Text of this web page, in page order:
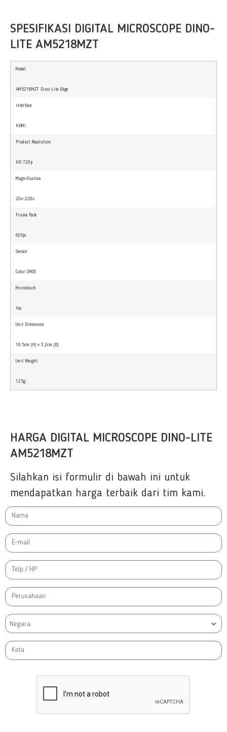
SPESIFIKASI DIGITAL MICROSCOPE DINO-
LITE AM5218MZT
Model
AM5218MZT Dino-Lite Edge
Interface
HDMI
Product Resolution
HD 720p
Magnification
20x~220x
Frame Rate
60fps
Sensor
Color CMOS
Microtouch
Yes
Unit Dimension
10.5cm (H) x 3.2cm (D)
Unit Weight
125g
HARGA DIGITAL MICROSCOPE DINO-LITE
AM5218MZT
Silahkan isi formulir di bawah ini untuk
mendapatkan harga terbaik dari tim kami.
Negara